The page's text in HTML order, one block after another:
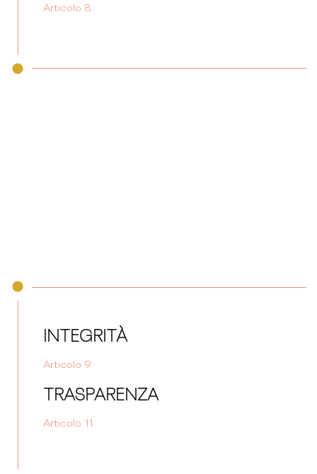
Articolo 8
INTEGRITÀ
Articolo 9
TRASPARENZA
Articolo 11